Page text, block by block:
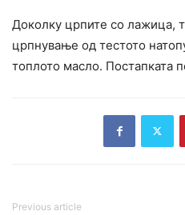
Доколку црпите со лажица,
црпнување од тестото
топлото масло. Постапката
Previous article